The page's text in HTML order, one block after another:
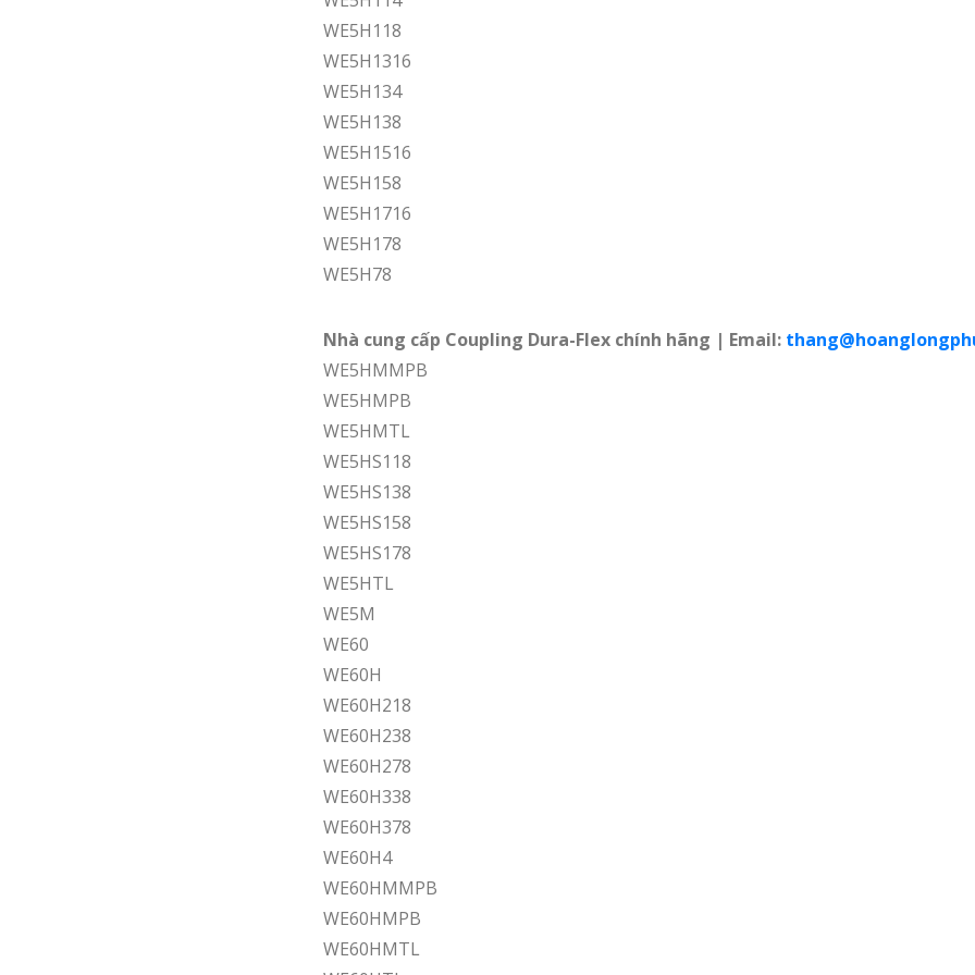
WE5H118
WE5H1316
WE5H134
WE5H138
WE5H1516
WE5H158
WE5H1716
WE5H178
WE5H78
Nhà cung cấp Coupling Dura-Flex chính hãng | Email:
WE5HMMPB
WE5HMPB
WE5HMTL
WE5HS118
WE5HS138
WE5HS158
WE5HS178
WE5HTL
WE5M
WE60
WE60H
WE60H218
WE60H238
WE60H278
WE60H338
WE60H378
WE60H4
WE60HMMPB
WE60HMPB
WE60HMTL